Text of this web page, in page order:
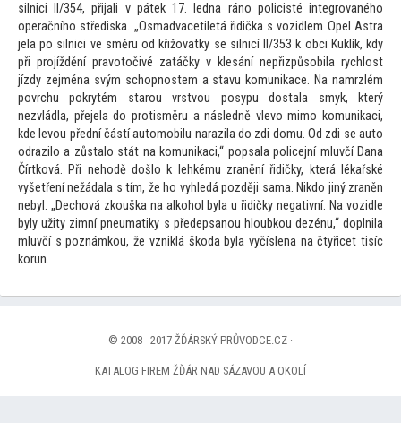
silnici II/354, přijali v pátek 17. ledna ráno policisté integrovaného
operačního střediska. „Osmadvacetiletá řidička s vozidlem Opel Astra
jela po silnici ve směru od křižovatky se silnicí II/353 k obci Kuklík, kdy
při projíždění pravotočivé zatáčky v klesání nepřizpůsobila rychlost
jízdy zejména svým schopnostem a stavu komunikace. Na namrzlém
povrchu pokrytém starou vrstvou posypu dostala smyk, který
nezvládla, přejela do protisměru a následně vlevo mimo komunikaci,
kde levou přední částí automobilu narazila do zdi domu. Od zdi se auto
odrazilo a zůstalo stát na komunikaci,“ popsala policejní mluvčí Dana
Čírtková. Při nehodě došlo k lehkému zranění řidičky, která lékařské
vyšetření nežádala s tím, že ho vyhledá později sama. Nikdo jiný zraněn
nebyl. „Dechová zkouška na alkohol byla u řidičky negativní. Na vozidle
byly užity zimní pneumatiky s předepsanou hloubkou dezénu,“ doplnila
mluvčí s poznámkou, že vzniklá škoda byla vyčíslena na čtyřicet tisíc
korun.
© 2008 - 2017 ŽĎÁRSKÝ PRŮVODCE.CZ ·
KATALOG FIREM ŽĎÁR NAD SÁZAVOU A OKOLÍ